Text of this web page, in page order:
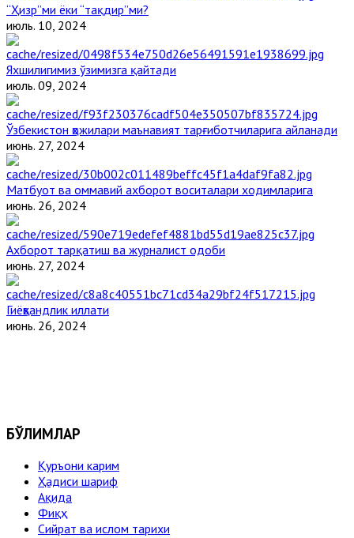
“Ҳизр”ми ёки “тақдир”ми?
июль. 10, 2024
Яхшилигимиз ўзимизга қайтади
июль. 09, 2024
Ўзбекистон ҳожилари маънавият тарғиботчиларига айланади
июнь. 27, 2024
Матбуот ва оммавий ахборот воситалари ходимларига
июнь. 26, 2024
Ахборот тарқатиш ва журналист одоби
июнь. 27, 2024
Гиёҳвандлик иллати
июнь. 26, 2024
БЎЛИМЛАР
Қуръони карим
Ҳадиси шариф
Ақида
Фиқҳ
Сийрат ва ислом тарихи